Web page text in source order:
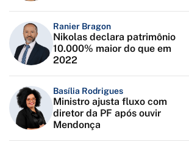
Ranier Bragon
Nikolas declara patrimônio
10.000% maior do que em
2022
Basília Rodrigues
Ministro ajusta fluxo com
diretor da PF após ouvir
Mendonça